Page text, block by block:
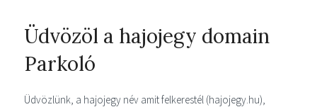
Üdvözöl a hajojegy domain
Parkoló
Üdvözlünk, a hajojegy név amit felkerestél (hajojegy.hu),